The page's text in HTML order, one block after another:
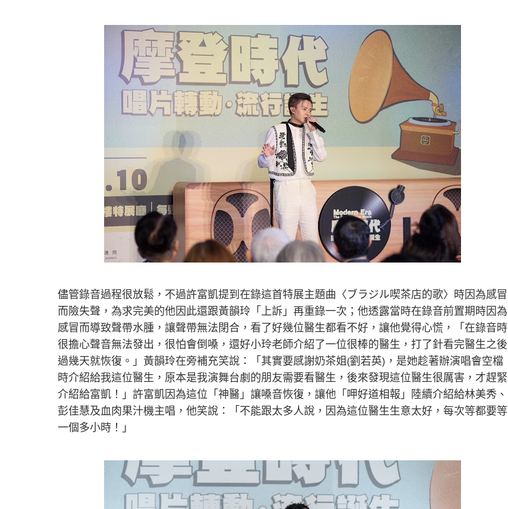
儘管錄音過程很放鬆，不過許富凱提到在錄這首特展主題曲〈ブラジル喫茶店的歌〉時因為感冒
而險失聲，為求完美的他因此還跟黃韻玲「上訴」再重錄一次；他透露當時在錄音前置期時因為
感冒而導致聲帶水腫，讓聲帶無法閉合，看了好幾位醫生都看不好，讓他覺得心慌，「在錄音時
很擔心聲音無法發出，很怕會倒嗓，還好小玲老師介紹了一位很棒的醫生，打了針看完醫生之後
過幾天就恢復。」黃韻玲在旁補充笑說：「其實要感謝奶茶姐(劉若英)，是她趁著辦演唱會空檔
時介紹給我這位醫生，原本是我演舞台劇的朋友需要看醫生，後來發現這位醫生很厲害，才趕緊
介紹給富凱！」許富凱因為這位「神醫」讓嗓音恢復，讓他「呷好道相報」陸續介紹給林美秀、
彭佳慧及血肉果汁機主唱，他笑說：「不能跟太多人說，因為這位醫生生意太好，每次等都要等
一個多小時！」